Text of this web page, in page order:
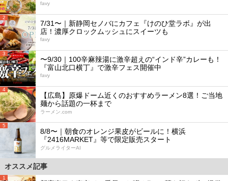
favy
2
7/31〜｜新静岡セノバにカフェ『けのひ堂ラボ』が出
店！濃厚クロックムッシュにスイーツも
favy
3
〜9/30｜100辛麻辣湯に激辛超えの“インド辛”カレーも！
『富山北口横丁』で激辛フェス開催中
favy
4
【広島】原爆ドーム近くのおすすめラーメン8選！ご当地
麺から話題の一杯まで
ラーメン.com
5
8/8〜｜朝食のオレンジ果皮がビールに！横浜
『2416MARKET』等で限定販売スタート
グルメライターAI
オススメ記事
1